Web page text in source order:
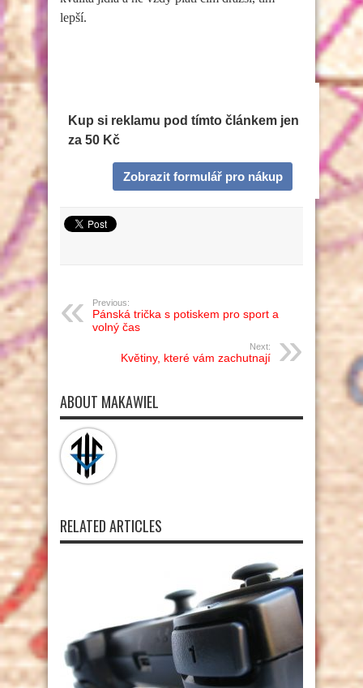
lepší.
Kup si reklamu pod tímto článkem jen
za 50 Kč
Zobrazit formulář pro nákup
Previous:
Pánská trička s potiskem pro sport a
volný čas
Next:
Květiny, které vám zachutnají
ABOUT MAKAWIEL
RELATED ARTICLES